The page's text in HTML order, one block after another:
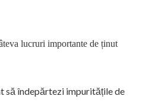
lucruri importante de ținut
să îndepărtezi impuritățile de